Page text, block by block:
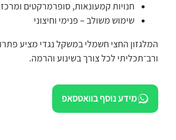
חנויות קמעונאות, סופרמרקטים
שימוש משולב – פנימי וחיצוני
המלגזון החצי חשמלי במשקל נגדי מציע
ורב־תכליתי לכל צורך בשינוע והרמה.
מידע נוסף בוואטסאפ